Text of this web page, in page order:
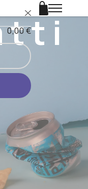
Login
Catalogo
Stili
Nazioni
Promo
Novità
Beertopia
0,00 €